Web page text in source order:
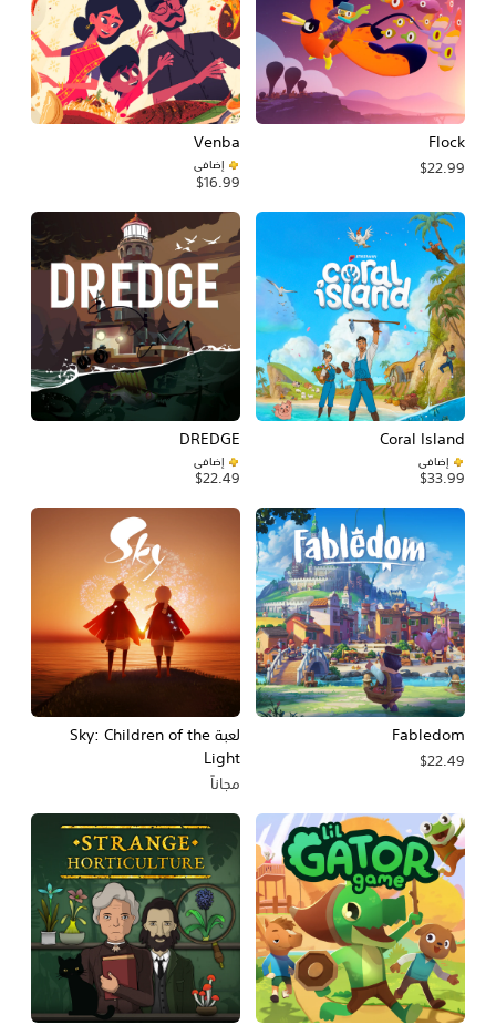
Flock
$22.99
Venba
إضافي
$16.99
Coral Island
إضافي
$33.99
DREDGE
إضافي
$22.49
Fabledom
$22.49
لعبة Sky: Children of the
Light
مجاناً